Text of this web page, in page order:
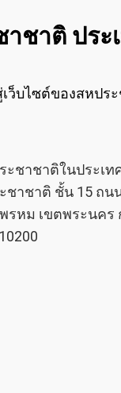
ชาติ ประ
ว็บไซต์ของสหปร
ะชาชาติในประเท
ชาชาติ ชั้น 15 ถน
รหม เขตพระนคร